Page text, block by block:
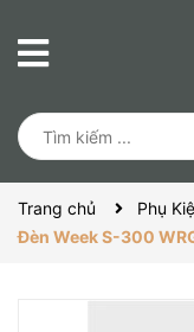
Trang chủ
Phụ
Đèn Week S-300